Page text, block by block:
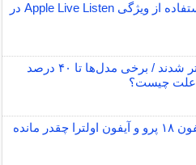
فعال کردن و استفاده از ویژگی Apple Live Listen در
موبایل‌ها گران تر شدند / برخی مدل‌ها تا ۴۰ درصد
علت چیست؟
تا رونمایی از آیفون ۱۸ پرو و آیفون اولترا چقدر مانده